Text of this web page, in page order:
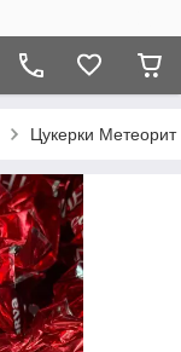
Цукерки Метеорит